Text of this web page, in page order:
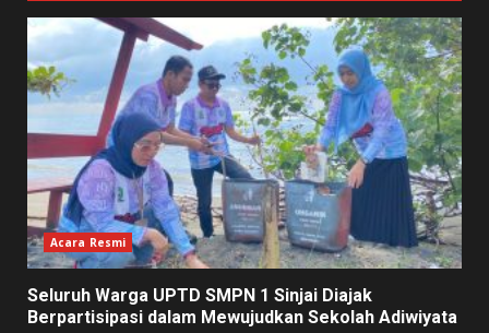
Acara Resmi
Seluruh Warga UPTD SMPN 1 Sinjai Diajak
Berpartisipasi dalam Mewujudkan Sekolah Adiwiyata